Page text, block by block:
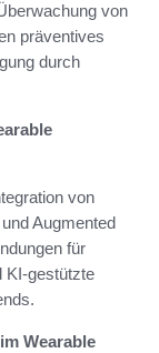
von
präventives
durch
von
Augmented
für
KI-gestützte
Wearable